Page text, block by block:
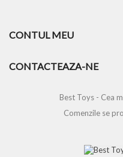
CONTUL MEU
CONTACTEAZA-NE
Best Toys - Cea
Comenzile se